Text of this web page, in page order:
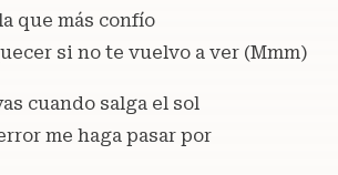
que más confío
si no te vuelvo a ver (Mmm)
cuando salga el sol
me haga pasar por